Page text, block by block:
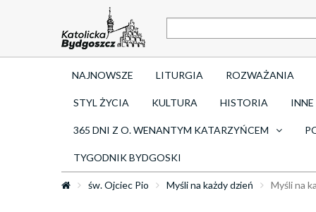
NAJNOWSZE LITURGIA ROZWAŻANIA
STYL ŻYCIA KULTURA HISTORIA INNE
365 DNI Z O. WENANTYM KATARZYŃCEM
TYGODNIK BYDGOSKI
św. Ojciec Pio Myśli na każdy dzień Myśli na